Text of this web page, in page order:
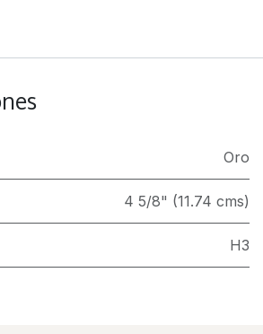
Oro
4 5/8" (11.74 cms)
H3